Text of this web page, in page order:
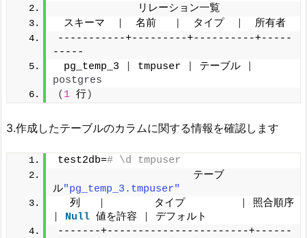
             リレーション一覧
スキーマ
  名前
  タイプ
  所有者
-----------+---------+----------+-----
-----
pg_temp_3
tmpuser テーブル
postgres
( 1 行)
3.作成したテーブルのカラムに関する情報を確認します
test2db=# \d tmpuser
                      テーブ
ル"pg_temp_3.tmpuser"
  列
        タイプ
Null 値を許容
デフォルト
-------+-----------------------+------